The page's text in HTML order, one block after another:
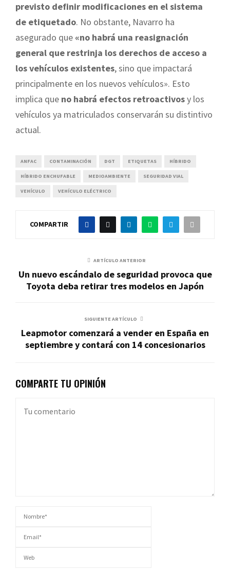
previsto definir modificaciones en el sistema
de etiquetado. No obstante, Navarro ha
asegurado que «no habrá una reasignación
general que restrinja los derechos de acceso a
los vehículos existentes, sino que impactará
principalmente en los nuevos vehículos». Esto
implica que no habrá efectos retroactivosy los
vehículos ya matriculados conservarán su distintivo
actual.
ANFAC CONTAMINACIÓN DGT ETIQUETAS HÍBRIDO
HÍBRIDO ENCHUFABLE MEDIOAMBIENTE SEGURIDAD VIAL
VEHÍCULO VEHÍCULO ELÉCTRICO
COMPARTIR
ARTÍCULO ANTERIOR
Un nuevo escándalo de seguridad provoca que
Toyota deba retirar tres modelos en Japón
SIGUIENTE ARTÍCULO
Leapmotor comenzará a vender en España en
septiembre y contará con 14 concesionarios
COMPARTE TU OPINIÓN